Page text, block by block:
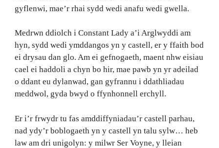
gyflenwi, mae’r rhai sydd wedi anafu wedi gwella.
Medrwn ddiolch i Constant Lady a’i Arglwyddi am
hyn, sydd wedi ymddangos yn y castell, er y ffaith bod
ei drysau dan glo. Am ei gefnogaeth, maent nhw eisiau
cael ei haddoli a chyn bo hir, mae pawb yn yr adeilad
o ddant eu dylanwad, gan gyfrannu i ddathliadau
meddwol, gyda bwyd o ffynhonnell erchyll.
Er i’r frwydr tu fas amddiffyniadau’r castell parhau,
nad ydy’r boblogaeth yn y castell yn talu sylw… heb
law am dri unigolyn: y milwr Ser Voyne, y lleian